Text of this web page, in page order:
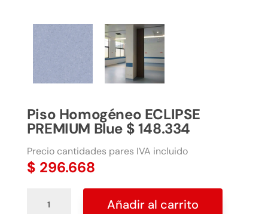
Piso Homogéneo ECLIPSE
PREMIUM Blue $ 148.334
Precio cantidades pares IVA incluido
$ 296.668
Homogéneo
Añadir al carrito